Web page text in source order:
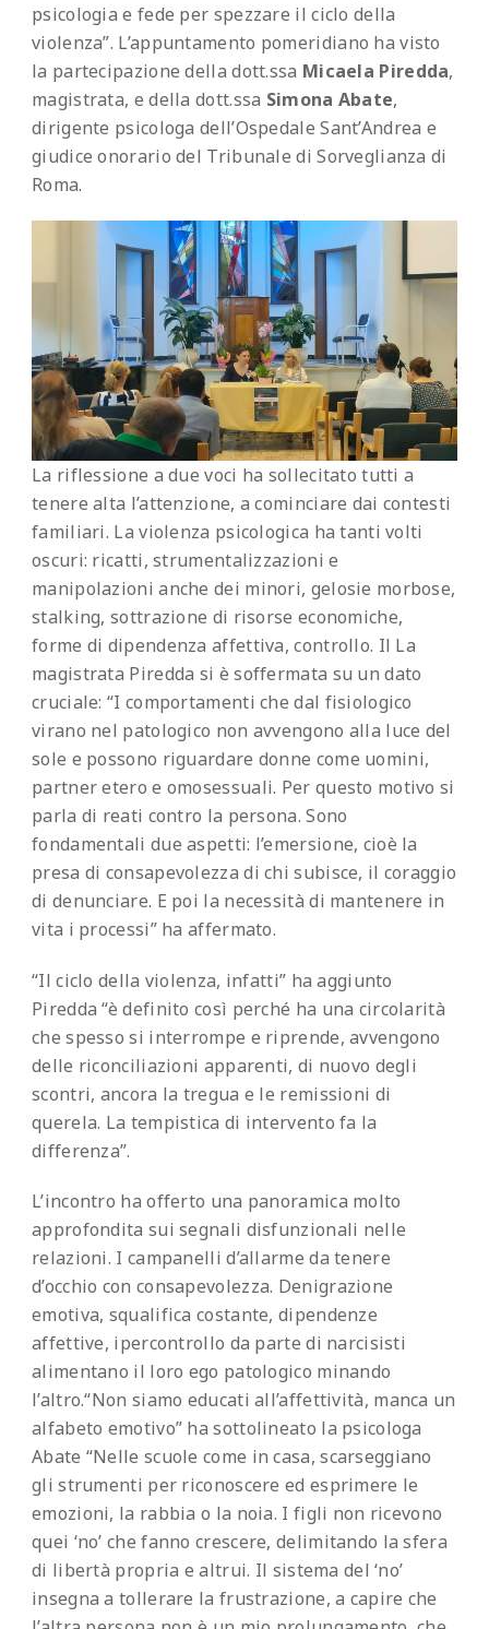
psicologia e fede per spezzare il ciclo della
violenza”. L’appuntamento pomeridiano ha visto
la partecipazione della dott.ssa Micaela Piredda,
magistrata, e della dott.ssa Simona Abate,
dirigente psicologa dell’Ospedale Sant’Andrea e
giudice onorario del Tribunale di Sorveglianza di
Roma.
La riflessione a due voci ha sollecitato tutti a
tenere alta l’attenzione, a cominciare dai contesti
familiari. La violenza psicologica ha tanti volti
oscuri: ricatti, strumentalizzazioni e
manipolazioni anche dei minori, gelosie morbose,
stalking, sottrazione di risorse economiche,
forme di dipendenza affettiva, controllo. Il La
magistrata Piredda si è soffermata su un dato
cruciale: “I comportamenti che dal fisiologico
virano nel patologico non avvengono alla luce del
sole e possono riguardare donne come uomini,
partner etero e omosessuali. Per questo motivo si
parla di reati contro la persona. Sono
fondamentali due aspetti: l’emersione, cioè la
presa di consapevolezza di chi subisce, il coraggio
di denunciare. E poi la necessità di mantenere in
vita i processi” ha affermato.
“Il ciclo della violenza, infatti” ha aggiunto
Piredda “è definito così perché ha una circolarità
che spesso si interrompe e riprende, avvengono
delle riconciliazioni apparenti, di nuovo degli
scontri, ancora la tregua e le remissioni di
querela. La tempistica di intervento fa la
differenza”.
L’incontro ha offerto una panoramica molto
approfondita sui segnali disfunzionali nelle
relazioni. I campanelli d’allarme da tenere
d’occhio con consapevolezza. Denigrazione
emotiva, squalifica costante, dipendenze
affettive, ipercontrollo da parte di narcisisti
alimentano il loro ego patologico minando
l’altro.“Non siamo educati all’affettività, manca un
alfabeto emotivo” ha sottolineato la psicologa
Abate “Nelle scuole come in casa, scarseggiano
gli strumenti per riconoscere ed esprimere le
emozioni, la rabbia o la noia. I figli non ricevono
quei ‘no’ che fanno crescere, delimitando la sfera
di libertà propria e altrui. Il sistema del ‘no’
insegna a tollerare la frustrazione, a capire che